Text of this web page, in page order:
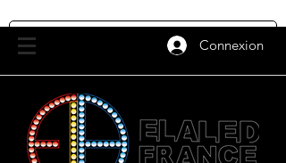
Connexion